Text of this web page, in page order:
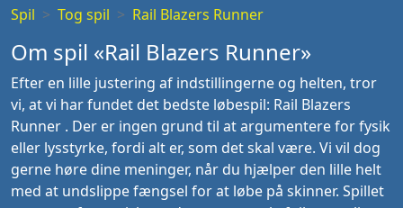
Spil Tog spil Rail Blazers Runner
Om spil «Rail Blazers Runner»
Efter en lille justering af indstillingerne og helten, tror
vi, at vi har fundet det bedste løbespil: Rail Blazers
Runner . Der er ingen grund til at argumentere for fysik
eller lysstyrke, fordi alt er, som det skal være. Vi vil dog
gerne høre dine meninger, når du hjælper den lille helt
med at undslippe fængsel for at løbe på skinner. Spillet